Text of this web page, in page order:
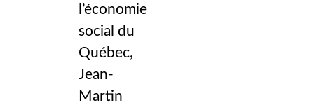
l’économie
social du
Québec,
Jean-
Martin